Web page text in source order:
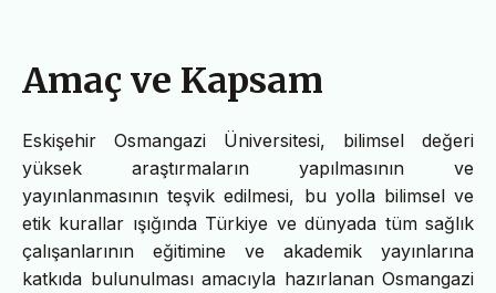
Amaç ve Kapsam
Eskişehir Osmangazi Üniversitesi, bilimsel değeri
yüksek araştırmaların yapılmasının ve
yayınlanmasının teşvik edilmesi, bu yolla bilimsel ve
etik kurallar ışığında Türkiye ve dünyada tüm sağlık
çalışanlarının eğitimine ve akademik yayınlarına
katkıda bulunulması amacıyla hazırlanan Osmangazi